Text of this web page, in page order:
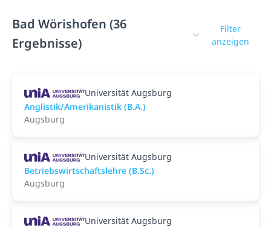
Bad Wörishofen (36
Ergebnisse)
Filter
anzeigen
Universität Augsburg
Anglistik/Amerikanistik (B.A.)
Augsburg
Universität Augsburg
Betriebswirtschaftslehre (B.Sc.)
Augsburg
Universität Augsburg